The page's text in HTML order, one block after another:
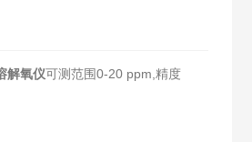
解氧仪可测范围0-20 ppm,精度